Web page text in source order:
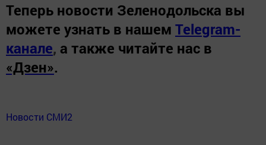
Теперь новости Зеленодольска вы
можете узнать в нашем Telegram-
канале, а также читайте нас в
«Дзен».
Новости СМИ2